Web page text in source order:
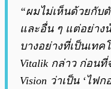
“ผมไม่เห็นด้วยกับ
และอื่น ๆ แต่อย่าง
บางอย่างที่เป็นเท
Vitalik กล่าว ก่อนที่จ
Vision ว่าเป็น ‘ไฟ